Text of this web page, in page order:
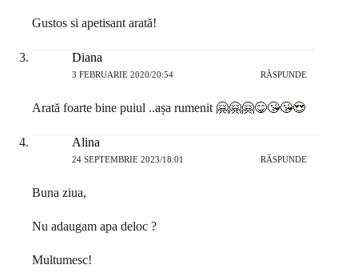
Gustos si apetisant arată!
Diana
3 FEBRUARIE 2020/20:54 RĂSPUNDE
Arată foarte bine puiul ..așa rumenit 🤗🤗🤗😋😘😘😍
Alina
24 SEPTEMBRIE 2023/18:01 RĂSPUNDE
Buna ziua,
Nu adaugam apa deloc ?
Multumesc!